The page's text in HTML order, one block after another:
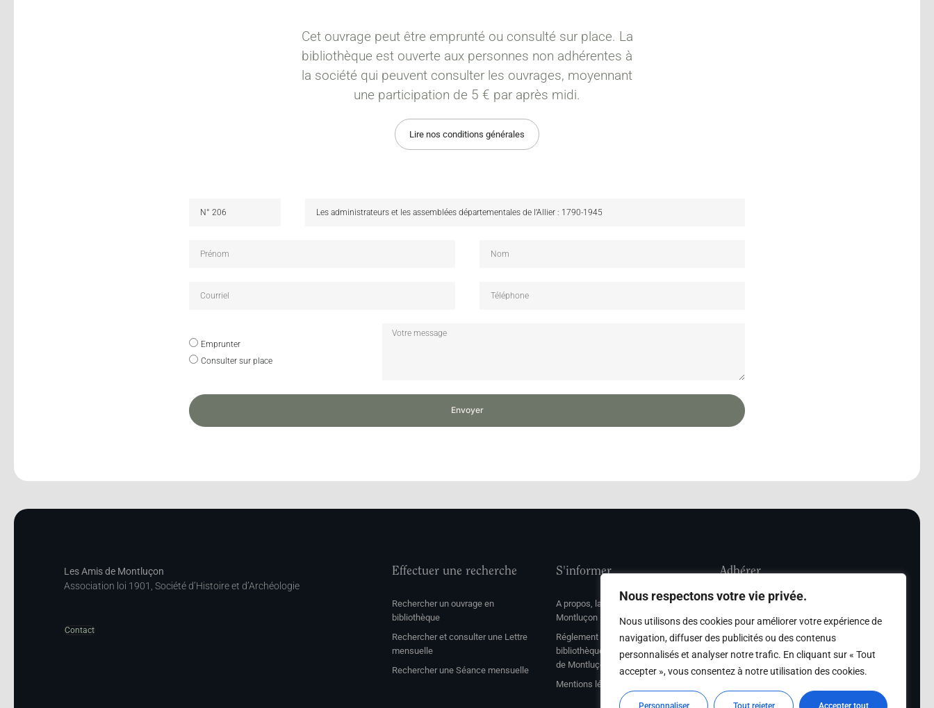
Nous respectons votre vie privée.
Nous utilisons des cookies pour améliorer votre expérience de
navigation, diffuser des publicités ou des contenus
personnalisés et analyser notre trafic. En cliquant sur « Tout
accepter », vous consentez à notre utilisation des cookies.
Personnaliser Tout rejeter Accepter tout
Cet ouvrage peut être emprunté ou consulté sur place. La
bibliothèque est ouverte aux personnes non adhérentes à
la société qui peuvent consulter les ouvrages, moyennant
une participation de 5 € par après midi.
Lire nos conditions générales
Emprunter
Consulter sur place
Envoyer
Les Amis de Montluçon
Association loi 1901, Société d’Histoire et d’Archéologie
Contact
Effectuer une recherche
Rechercher un ouvrage en
bibliothèque
Rechercher et consulter une Lettre
mensuelle
Rechercher une Séance mensuelle
S'informer
A propos, la société Les Amis de
Montluçon
Réglement de consultation de la
bibliothèque et des archives des Amis
de Montluçon
Mentions légales
Adhérer
Adhésion